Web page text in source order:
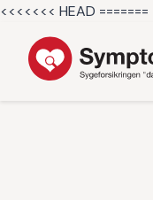
<<<<<<< HEAD =======